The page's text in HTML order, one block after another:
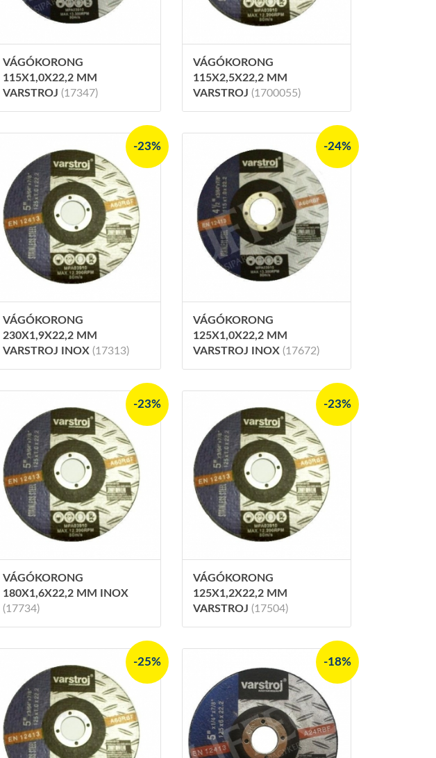
VÁGÓKORONG
115X1,0X22,2 MM
VARSTROJ (17347)
VÁGÓKORONG
115X2,5X22,2 MM
VARSTROJ (1700055)
-23%
VÁGÓKORONG
230X1,9X22,2 MM
VARSTROJ INOX (17313)
-24%
VÁGÓKORONG
125X1,0X22,2 MM
VARSTROJ INOX (17672)
-23%
VÁGÓKORONG
180X1,6X22,2 MM INOX
(17734)
-23%
VÁGÓKORONG
125X1,2X22,2 MM
VARSTROJ (17504)
-25% -18%